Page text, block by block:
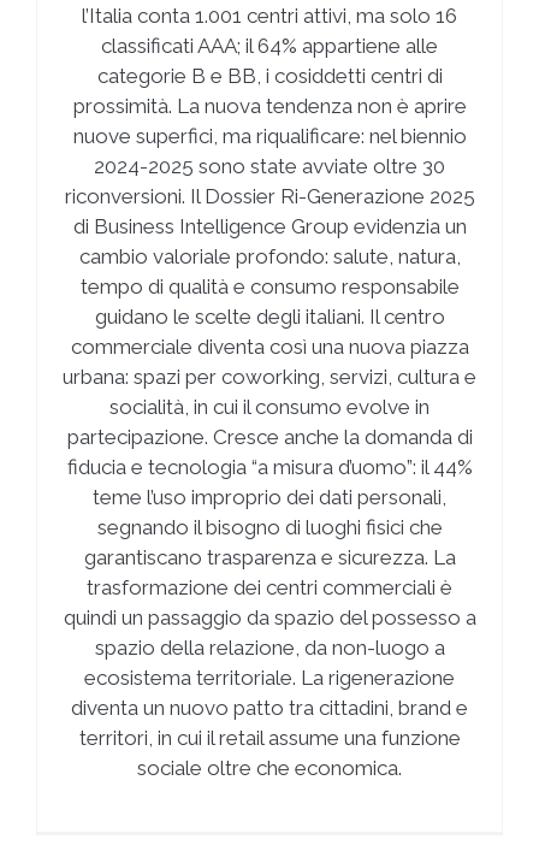
l’Italia conta 1.001 centri attivi, ma solo 16
classificati AAA; il 64% appartiene alle
categorie B e BB, i cosiddetti centri di
prossimità. La nuova tendenza non è aprire
nuove superfici, ma riqualificare: nel biennio
2024-2025 sono state avviate oltre 30
riconversioni. Il Dossier Ri-Generazione 2025
di Business Intelligence Group evidenzia un
cambio valoriale profondo: salute, natura,
tempo di qualità e consumo responsabile
guidano le scelte degli italiani. Il centro
commerciale diventa così una nuova piazza
urbana: spazi per coworking, servizi, cultura e
socialità, in cui il consumo evolve in
partecipazione. Cresce anche la domanda di
fiducia e tecnologia “a misura d’uomo”: il 44%
teme l’uso improprio dei dati personali,
segnando il bisogno di luoghi fisici che
garantiscano trasparenza e sicurezza. La
trasformazione dei centri commerciali è
quindi un passaggio da spazio del possesso a
spazio della relazione, da non-luogo a
ecosistema territoriale. La rigenerazione
diventa un nuovo patto tra cittadini, brand e
territori, in cui il retail assume una funzione
sociale oltre che economica.